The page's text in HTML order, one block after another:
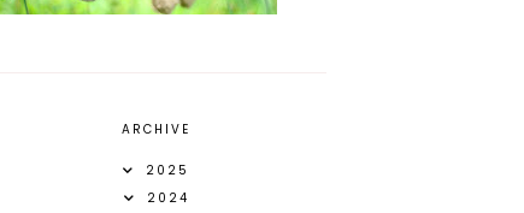
ARCHIVE
2025
2024